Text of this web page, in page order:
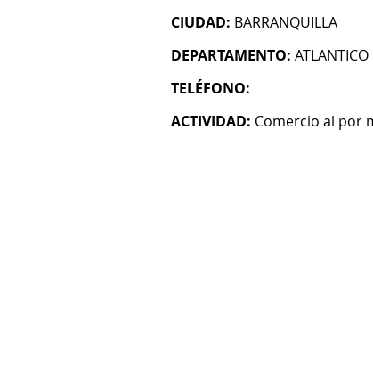
CIUDAD: BARRANQUILLA
DEPARTAMENTO: ATLANTICO
TELÉFONO:
ACTIVIDAD: Comercio al por